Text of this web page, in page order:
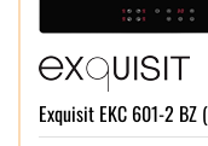
Exquisit EKC 601-2 BZ